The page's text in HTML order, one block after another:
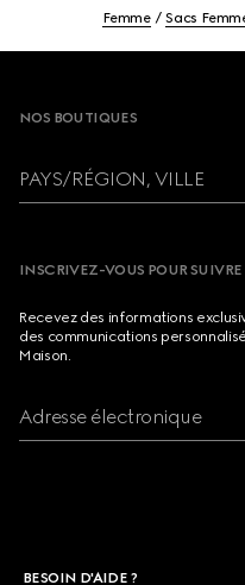
Femme Sacs
NOS BOUTIQUES
PAYS/RÉGION, VILLE
INSCRIVEZ-VOUS POUR
Recevez des informations
des communications
Maison.
Adresse électronique
BESOIN D'AIDE ?